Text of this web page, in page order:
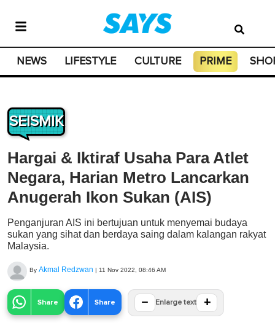
NEWS LIFESTYLE CULTURE PRIME
SEISMIK
Hargai & Iktiraf Usaha Para Atlet
Negara, Harian Metro Lancarkan
Anugerah Ikon Sukan (AIS)
Penganjuran AIS ini bertujuan untuk menyemai budaya
sukan yang sihat dan berdaya saing dalam kalangan rakyat
Malaysia.
By Akmal Redzwan | 11 Nov 2022, 08:46 AM
Share Share − Enlarge text +